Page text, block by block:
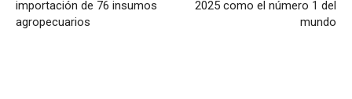
importación de 76 insumos
agropecuarios
2025 como el número 1 del
mundo